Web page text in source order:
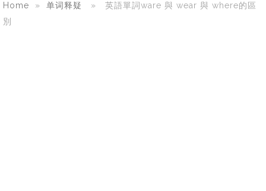
Home » 单词释疑
» 英語單詞ware 與 wear 與 where的區
別